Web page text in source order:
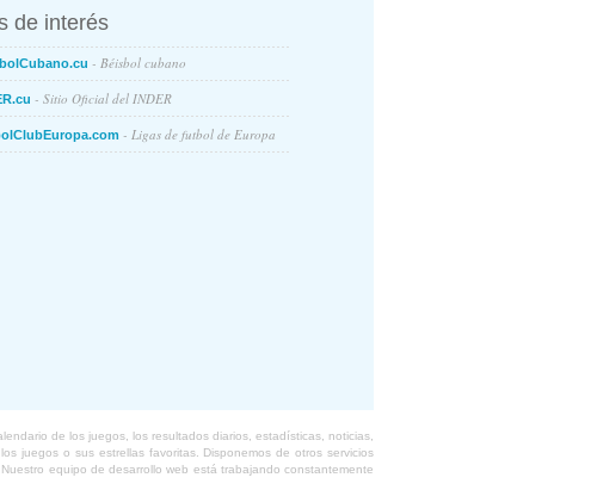
de interés
- Béisbol cubano
- Sitio Oficial del INDER
- Ligas de futbol de Europa
de los juegos, los resultados diarios, estadísticas, noticias,
juegos o sus estrellas favoritas. Disponemos de otros servicios
equipo de desarrollo web está trabajando constantemente